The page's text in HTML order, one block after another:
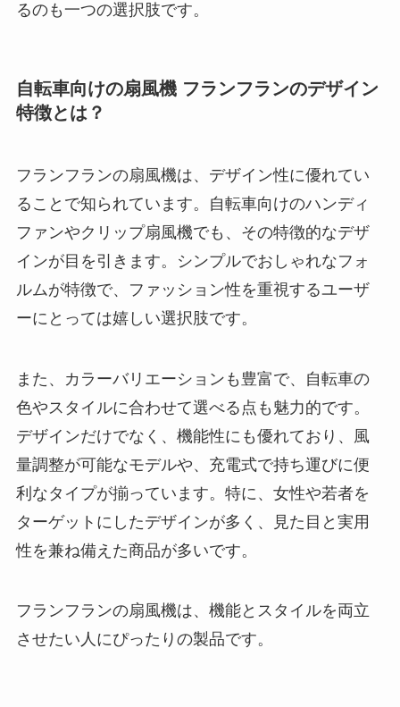
るのも一つの選択肢です。
自転車向けの扇風機 フランフランのデザイン
特徴とは？
フランフランの扇風機は、デザイン性に優れてい
ることで知られています。自転車向けのハンディ
ファンやクリップ扇風機でも、その特徴的なデザ
インが目を引きます。シンプルでおしゃれなフォ
ルムが特徴で、ファッション性を重視するユーザ
ーにとっては嬉しい選択肢です。
また、カラーバリエーションも豊富で、自転車の
色やスタイルに合わせて選べる点も魅力的です。
デザインだけでなく、機能性にも優れており、風
量調整が可能なモデルや、充電式で持ち運びに便
利なタイプが揃っています。特に、女性や若者を
ターゲットにしたデザインが多く、見た目と実用
性を兼ね備えた商品が多いです。
フランフランの扇風機は、機能とスタイルを両立
させたい人にぴったりの製品です。